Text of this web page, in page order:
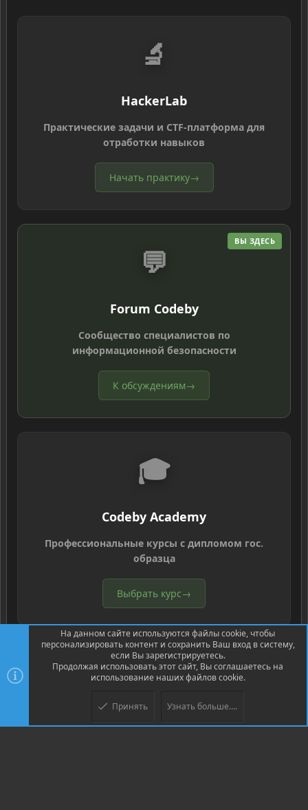
🔬
HackerLab
Практические задачи и CTF-платформа для
отработки навыков
Начать практику→
ВЫ ЗДЕСЬ
💬
Forum Codeby
Сообщество специалистов по
информационной безопасности
К обсуждениям→
🎓
Codeby Academy
Профессиональные курсы с дипломом гос.
образца
Выбрать курс→
Community platform by XenForo ® © 2010-2026 XenForo Ltd.
© Jason Axelrod of 8WAYRUN
На данном сайте используются файлы cookie, чтобы
персонализировать контент и сохранить Ваш вход в систему,
если Вы зарегистрируетесь.
Продолжая использовать этот сайт, Вы соглашаетесь на
использование наших файлов cookie.
Принять Узнать больше....